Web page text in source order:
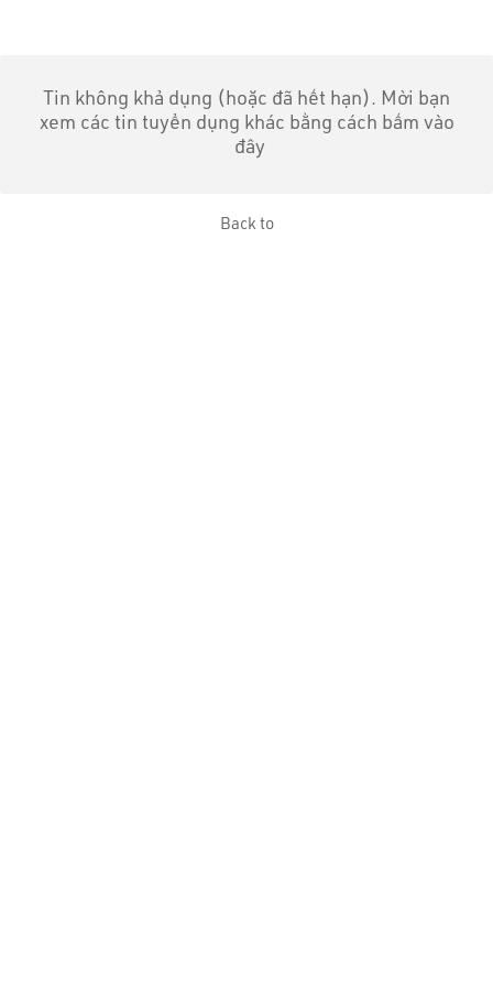
Tin không khả dụng (hoặc đã hết hạn). Mời bạn
xem các tin tuyển dụng khác bằng cách bấm vào
đây
Back to